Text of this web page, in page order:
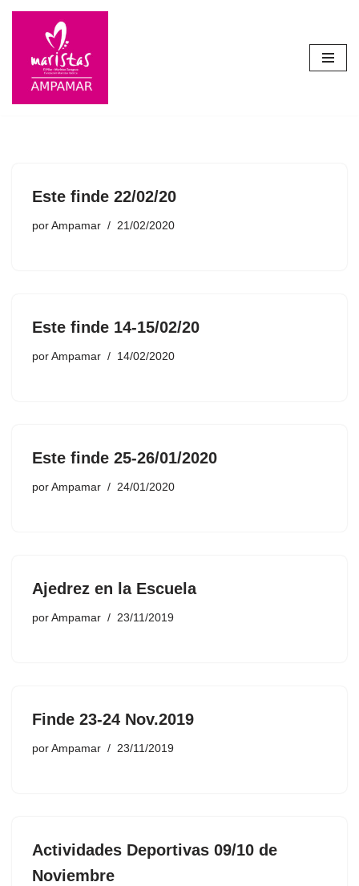
contenido
Este finde 22/02/20
por Ampamar 21/02/2020
Este finde 14-15/02/20
por Ampamar 14/02/2020
Este finde 25-26/01/2020
por Ampamar 24/01/2020
Ajedrez en la Escuela
por Ampamar 23/11/2019
Finde 23-24 Nov.2019
por Ampamar 23/11/2019
Actividades Deportivas 09/10 de
Noviembre